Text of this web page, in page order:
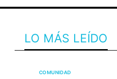
LO MÁS LEÍDO
COMUNIDAD